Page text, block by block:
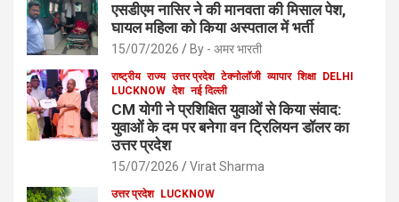
एसडीएम नासिर ने की मानवता की मिसाल पेश,
घायल महिला को किया अस्पताल में भर्ती
15/07/2026 By - अमर भारती
राष्ट्रीय राज्य उत्तर प्रदेश टेक्नोलॉजी व्यापार शिक्षा
DELHI
LUCKNOW देश नई दिल्ली
CM योगी ने प्रशिक्षित युवाओं से किया संवाद:
युवाओं के दम पर बनेगा वन ट्रिलियन डॉलर का
उत्तर प्रदेश
15/07/2026 Virat Sharma
उत्तर प्रदेश LUCKNOW